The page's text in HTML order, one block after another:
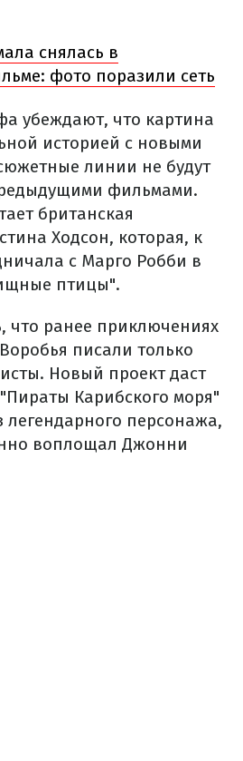
снялась в
фото поразили сеть
убеждают, что картина
историей с новыми
линии не будут
фильмами.
британская
Ходсон, которая, к
с Марго Робби в
птицы".
что ранее приключениях
писали только
Новый проект даст
Карибского моря"
легендарного персонажа,
воплощал Джонни